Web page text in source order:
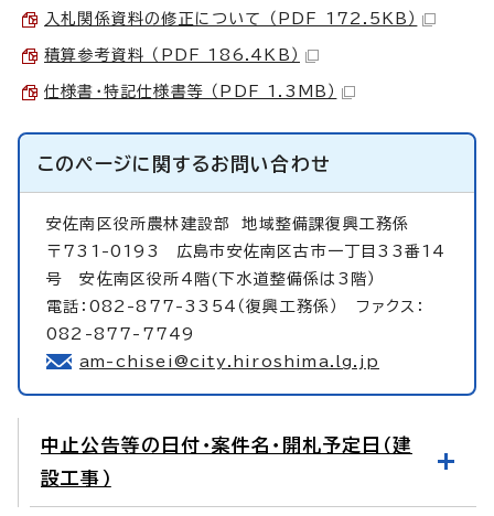
入札関係資料の修正について （PDF 172.5KB）
積算参考資料 （PDF 186.4KB）
仕様書・特記仕様書等 （PDF 1.3MB）
このページに関するお問い合わせ
安佐南区役所農林建設部地域整備課復興工務係
〒731-0193 広島市安佐南区古市一丁目33番14
号 安佐南区役所4階(下水道整備係は3階）
電話：082-877-3354（復興工務係） ファクス：
082-877-7749
am-chisei@city.hiroshima.lg.jp
中止公告等の日付・案件名・開札予定日（建
設工事）